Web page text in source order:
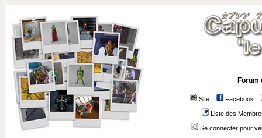
Forum
Site Facebook
Liste des
Se connecter pour